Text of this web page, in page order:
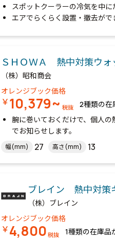
スポットクーラーの冷気を中
エアでらくらく設置・撤去がで
ＳＨＯＷＡ 熱中対策ウ
（株）昭和商会
オレンジブック価格
￥10,379~ 税抜 2種類の在
腕に巻いておくだけで、個人
でお知らせします。
幅(mm) 27 高さ(mm) 13
ブレイン 熱中対策
（株）ブレイン
オレンジブック価格
￥4,800 税抜 1種類の在庫品